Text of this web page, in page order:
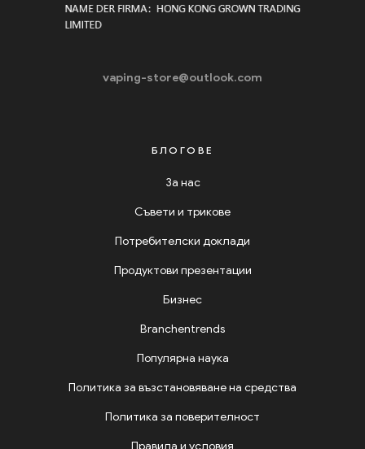
vaping-store@outlook.com
БЛОГОВЕ
За нас
Съвети и трикове
Потребителски доклади
Продуктови презентации
Бизнес
Branchentrends
Популярна наука
Политика за възстановяване на средства
Политика за поверителност
Правила и условия